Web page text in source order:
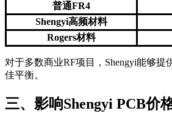
普通FR4
Shengyi高频材料
Rogers材料
对于多数商业RF项目，Shengyi能够提
佳平衡。
三、影响Shengyi PCB价